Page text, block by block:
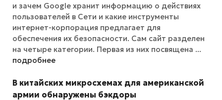
и зачем Google хранит информацию о действиях
пользователей в Сети и какие инструменты
интернет-корпорация предлагает для
обеспечения их безопасности. Сам сайт разделен
на четыре категории. Первая из них посвящена ...
подробнее
В китайских микросхемах для американской
армии обнаружены бэкдоры